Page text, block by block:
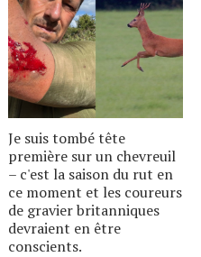
Je suis tombé tête
première sur un chevreuil
– c'est la saison du rut en
ce moment et les coureurs
de gravier britanniques
devraient en être
conscients.